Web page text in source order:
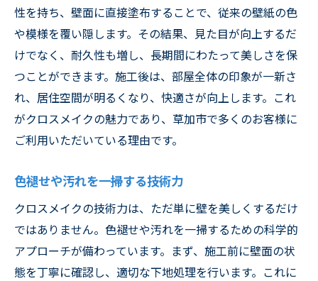
性を持ち、壁面に直接塗布することで、従来の壁紙の色
や模様を覆い隠します。その結果、見た目が向上するだ
けでなく、耐久性も増し、長期間にわたって美しさを保
つことができます。施工後は、部屋全体の印象が一新さ
れ、居住空間が明るくなり、快適さが向上します。これ
がクロスメイクの魅力であり、草加市で多くのお客様に
ご利用いただいている理由です。
色褪せや汚れを一掃する技術力
クロスメイクの技術力は、ただ単に壁を美しくするだけ
ではありません。色褪せや汚れを一掃するための科学的
アプローチが備わっています。まず、施工前に壁面の状
態を丁寧に確認し、適切な下地処理を行います。これに